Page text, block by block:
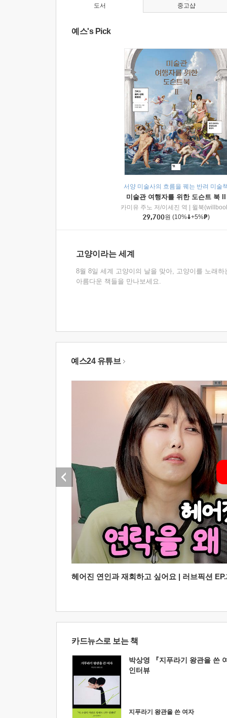
도서
예스's Pick
서양 미술사의 흐름을 꿰는 반려 미술
미술관 여행자를 위한 도슨트 북 II
카미유 주노 저/이세진 역
윌북
29,700원 (10% +5% )
고양이라는 세계
8월 8일 세계 고양이의 날을 맞아, 고양이를 노래하
아름다운 책들을 만나보세요.
중고샵
예스24 유튜브
헤어진 연인과 재회하고 싶어요 | 러브픽션
카드뉴스로 보는 책
박상영 『지푸라기 왕관을 쓴
인터뷰
지푸라기 왕관을 쓴 여자